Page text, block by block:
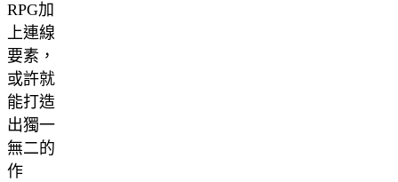
RPG加
上連線
要素，
或許就
能打造
出獨一
無二的
作